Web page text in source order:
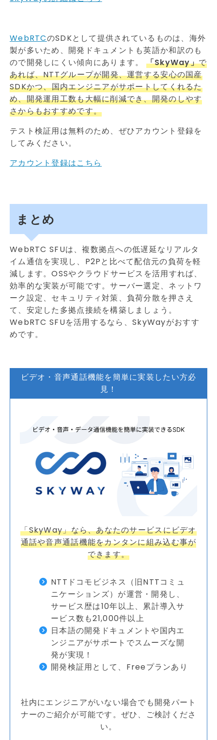
WebRTCのSDKとして提供されているものは、海外
製が多いため、開発ドキュメントも英語か和訳のも
ので開発しにくい傾向にあります。 「SkyWay」で
あれば、NTTグループが開発、運営する安心の国産
SDKかつ、国内エンジニアがサポートしてくれるた
め、開発運用工数も大幅に削減でき、開発のしやす
さからもおすすめです。
テスト検証用は無料のため、ぜひアカウント登録を
してみください。
アカウント登録はこちら
まとめ
WebRTC SFUは、複数拠点への低遅延なリアルタ
イム通信を実現し、P2Pと比べて配信元の負荷を軽
減します。OSSやクラウドサービスを活用すれば、
効率的な実装が可能です。サーバー選定、ネットワ
ーク設定、セキュリティ対策、負荷分散を押さえ
て、安定した多拠点接続を構築しましょう。
WebRTC SFUを活用するなら、SkyWayがおすす
めです。
ビデオ・音声通話機能を簡単に実装したい方必
見！
「SkyWay」なら、あなたのサービスにビデオ
通話や音声通話機能をカンタンに組み込む事が
できます。
NTTドコモビジネス（旧NTTコミュ
ニケーションズ）が運営・開発し、
サービス歴は10年以上、累計導入サ
ービス数も21,000件以上
日本語の開発ドキュメントや国内エ
ンジニアがサポートでスムーズな開
発が実現！
開発検証用として、Freeプランあり
社内にエンジニアがいない場合でも開発パート
ナーのご紹介が可能です。ぜひ、ご検討くださ
い。